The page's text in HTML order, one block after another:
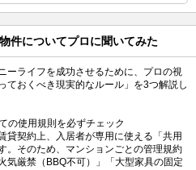
件についてプロに聞いてみた
ーライフを成功させるために、プロの視
ておくべき現実的なルール」を3つ解説し
の使用規則を必ずチェック
貸契約上、入居者が専用に使える「共用
。そのため、マンションごとの管理規約
気厳禁（BBQ不可）」「大型家具の固定